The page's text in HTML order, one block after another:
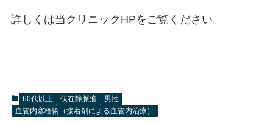
詳しくは当クリニックHPをご覧ください。
60代以上 伏在静脈瘤
男性
血管内塞栓術（接着剤による血管内治療）